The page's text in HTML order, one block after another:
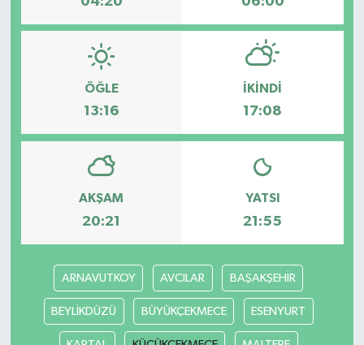
ÖĞLE
13:16
İKINDI
17:08
AKŞAM
20:21
YATSI
21:55
ARNAVUTKOY AVCILAR BAŞAKŞEHİR
BEYLİKDÜZÜ BÜYÜKÇEKMECE ESENYURT